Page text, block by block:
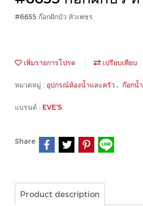
#6655 ก๊อกฝักบัว หัวเพชร
เพิ่มรายการโปรด เปรียบเทียบ
หมวดหมู่ : อุปกรณ์ห้องน้ำและครัว , ก๊อกน้
แบรนด์ : EVE'S
Share
Product description